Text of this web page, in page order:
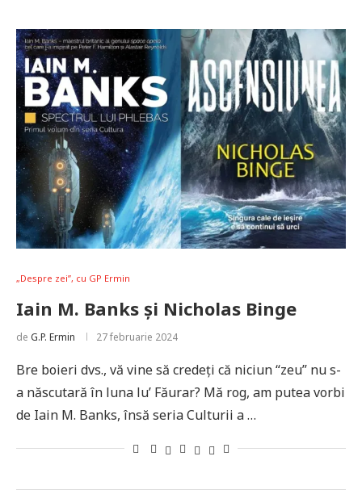
„Despre zei”, cu GP Ermin
Iain M. Banks și Nicholas Binge
de G.P. Ermin 27 februarie 2024
Bre boieri dvs., vă vine să credeți că niciun “zeu” nu s-
a născutară în luna lu’ Făurar? Mă rog, am putea vorbi
de Iain M. Banks, însă seria Culturii a …